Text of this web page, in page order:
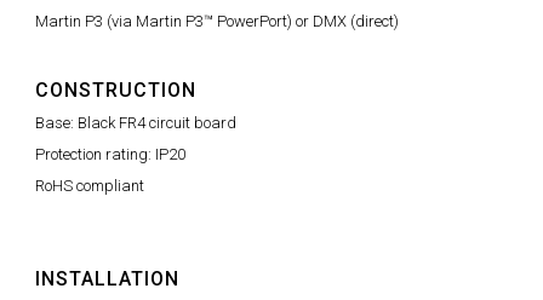
Martin P3 (via Martin P3™ PowerPort) or DMX (direct)
CONSTRUCTION
Base: Black FR4 circuit board
Protection rating: IP20
RoHS compliant
INSTALLATION